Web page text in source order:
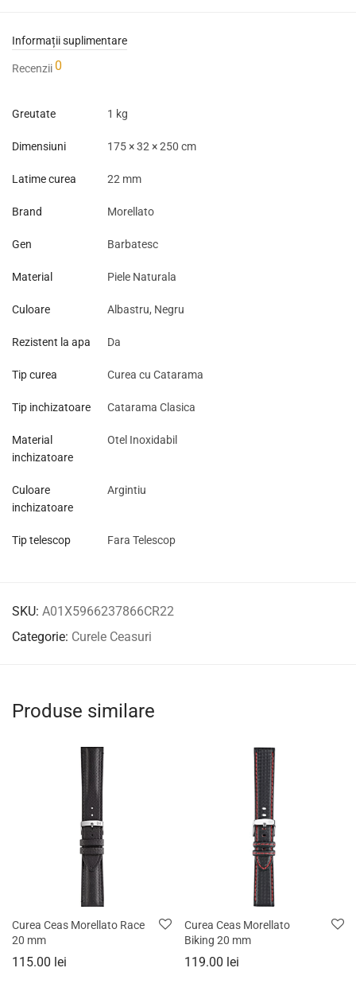
Informații suplimentare
Recenzii 0
Greutate 1 kg
Dimensiuni 175 × 32 × 250 cm
Latime curea 22 mm
Brand Morellato
Gen Barbatesc
Material Piele Naturala
Culoare Albastru, Negru
Rezistent la apa Da
Tip curea Curea cu Catarama
Tip inchizatoare Catarama Clasica
Material
inchizatoare
Otel Inoxidabil
Culoare
inchizatoare
Argintiu
Tip telescop Fara Telescop
SKU: A01X5966237866CR22
Categorie: Curele Ceasuri
Produse similare
Curea Ceas Morellato Race
20 mm
115.00 lei
Curea Ceas Morellato
Biking 20 mm
119.00 lei